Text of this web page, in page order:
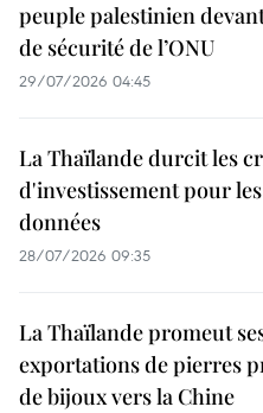
peuple palestinien
de sécurité de l’ONU
29/07/2026 04:45
La Thaïlande durcit les
d'investissement pour
données
28/07/2026 09:35
La Thaïlande promeut
exportations de pierres
de bijoux vers la Chine